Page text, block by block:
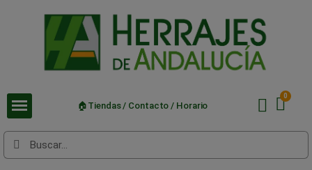
🏠Tiendas / Contacto / Horario